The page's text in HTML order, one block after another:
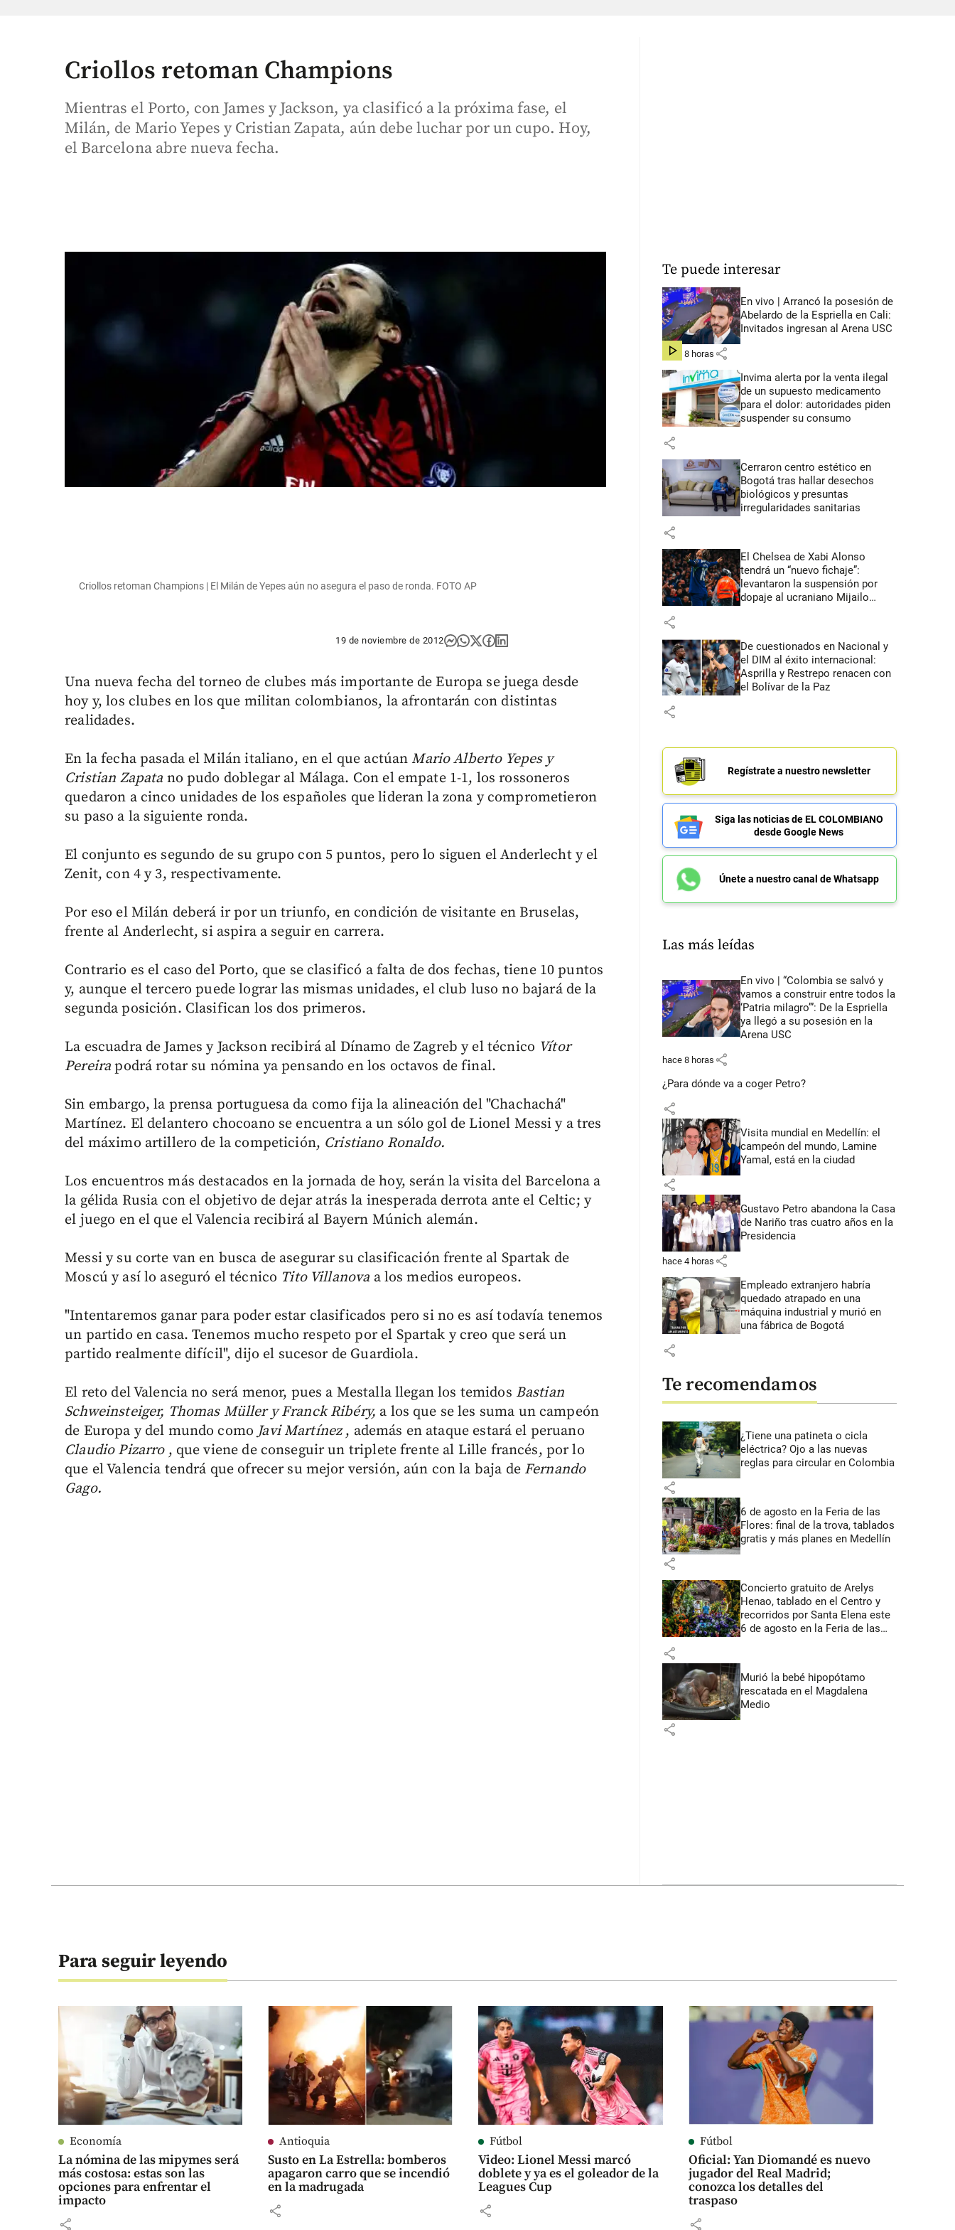
Criollos retoman Champions
Mientras el Porto, con James y Jackson, ya clasificó a la próxima fase, el
Milán, de Mario Yepes y Cristian Zapata, aún debe luchar por un cupo. Hoy,
el Barcelona abre nueva fecha.
Criollos retoman Champions | El Milán de Yepes aún no asegura el paso de ronda. FOTO AP
19 de noviembre de 2012
Una nueva fecha del torneo de clubes más importante de Europa se juega desde
hoy y, los clubes en los que militan colombianos, la afrontarán con distintas
realidades.
En la fecha pasada el Milán italiano, en el que actúan Mario Alberto Yepes y
Cristian Zapata no pudo doblegar al Málaga. Con el empate 1-1, los rossoneros
quedaron a cinco unidades de los españoles que lideran la zona y comprometieron
su paso a la siguiente ronda.
El conjunto es segundo de su grupo con 5 puntos, pero lo siguen el Anderlecht y el
Zenit, con 4 y 3, respectivamente.
Por eso el Milán deberá ir por un triunfo, en condición de visitante en Bruselas,
frente al Anderlecht, si aspira a seguir en carrera.
Contrario es el caso del Porto, que se clasificó a falta de dos fechas, tiene 10 puntos
y, aunque el tercero puede lograr las mismas unidades, el club luso no bajará de la
segunda posición. Clasifican los dos primeros.
La escuadra de James y Jackson recibirá al Dínamo de Zagreb y el técnico Vítor
Pereira podrá rotar su nómina ya pensando en los octavos de final.
Sin embargo, la prensa portuguesa da como fija la alineación del "Chachachá"
Martínez. El delantero chocoano se encuentra a un sólo gol de Lionel Messi y a tres
del máximo artillero de la competición, Cristiano Ronaldo.
Los encuentros más destacados en la jornada de hoy, serán la visita del Barcelona a
la gélida Rusia con el objetivo de dejar atrás la inesperada derrota ante el Celtic; y
el juego en el que el Valencia recibirá al Bayern Múnich alemán.
Messi y su corte van en busca de asegurar su clasificación frente al Spartak de
Moscú y así lo aseguró el técnico Tito Villanova a los medios europeos.
"Intentaremos ganar para poder estar clasificados pero si no es así todavía tenemos
un partido en casa. Tenemos mucho respeto por el Spartak y creo que será un
partido realmente difícil", dijo el sucesor de Guardiola.
El reto del Valencia no será menor, pues a Mestalla llegan los temidos Bastian
Schweinsteiger, Thomas Müller y Franck Ribéry, a los que se les suma un campeón
de Europa y del mundo comoJavi Martínez, además en ataque estará el peruano
Claudio Pizarro, que viene de conseguir un triplete frente al Lille francés, por lo
que el Valencia tendrá que ofrecer su mejor versión, aún con la baja de Fernando
Gago.
Te puede interesar
En vivo | Arrancó la posesión de
Abelardo de la Espriella en Cali:
Invitados ingresan al Arena USC
hace 8 horas share
Invima alerta por la venta ilegal
de un supuesto medicamento
para el dolor: autoridades piden
suspender su consumo
share
Cerraron centro estético en
Bogotá tras hallar desechos
biológicos y presuntas
irregularidades sanitarias
share
El Chelsea de Xabi Alonso
tendrá un “nuevo fichaje”:
levantaron la suspensión por
dopaje al ucraniano Mijailo
share
De cuestionados en Nacional y
el DIM al éxito internacional:
Asprilla y Restrepo renacen con
el Bolívar de la Paz
share
Regístrate a nuestro newsletter
Siga las noticias de EL COLOMBIANO
desde Google News
Únete a nuestro canal de Whatsapp
Las más leídas
En vivo | “Colombia se salvó y
vamos a construir entre todos la
‘Patria milagro’”: De la Espriella
ya llegó a su posesión en la
Arena USC
hace 8 horas share
¿Para dónde va a coger Petro?
share
Visita mundial en Medellín: el
campeón del mundo, Lamine
Yamal, está en la ciudad
share
Gustavo Petro abandona la Casa
de Nariño tras cuatro años en la
Presidencia
hace 4 horas share
Empleado extranjero habría
quedado atrapado en una
máquina industrial y murió en
una fábrica de Bogotá
share
Te recomendamos
¿Tiene una patineta o cicla
eléctrica? Ojo a las nuevas
reglas para circular en Colombia
share
6 de agosto en la Feria de las
Flores: final de la trova, tablados
gratis y más planes en Medellín
share
Concierto gratuito de Arelys
Henao, tablado en el Centro y
recorridos por Santa Elena este
6 de agosto en la Feria de las
share
Murió la bebé hipopótamo
rescatada en el Magdalena
Medio
share
Para seguir leyendo
Economía
La nómina de las mipymes será
más costosa: estas son las
opciones para enfrentar el
impacto
share
Antioquia
Susto en La Estrella: bomberos
apagaron carro que se incendió
en la madrugada
share
Fútbol
Video: Lionel Messi marcó
doblete y ya es el goleador de la
Leagues Cup
share
Fútbol
Oficial: Yan Diomandé es nuevo
jugador del Real Madrid;
conozca los detalles del
traspaso
share